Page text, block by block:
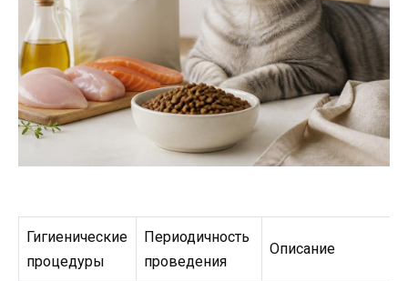
Гигиенические
процедуры
Периодичность
проведения
Описание